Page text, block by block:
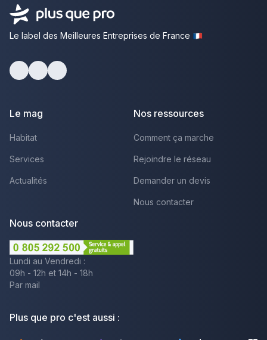
Le label des Meilleures Entreprises de France
Le mag
Habitat
Services
Actualités
Nos ressources
Comment ça marche
Rejoindre le réseau
Demander un devis
Nous contacter
Nous contacter
Lundi au Vendredi :
09h - 12h et 14h - 18h
Par mail
Plus que pro c'est aussi :